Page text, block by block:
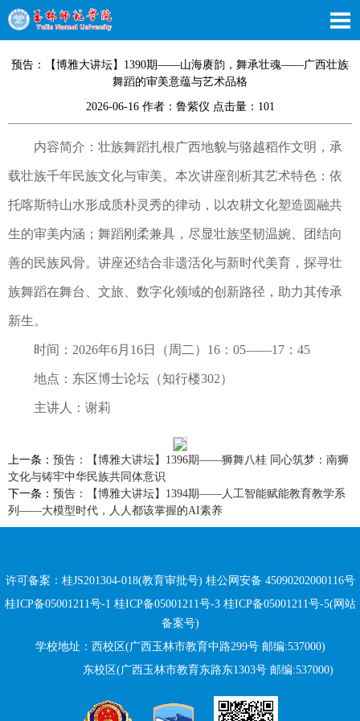
预告：【博雅大讲坛】1390期——山海赓韵，舞承壮魂——广西壮族
舞蹈的审美意蕴与艺术品格
2026-06-16 作者：鲁紫仪 点击量： 101
内容简介：壮族舞蹈扎根广西地貌与骆越稻作文明，承
载壮族千年民族文化与审美。本次讲座剖析其艺术特色：依
托喀斯特山水形成质朴灵秀的律动，以农耕文化塑造圆融共
生的审美内涵；舞蹈刚柔兼具，尽显壮族坚韧温婉、团结向
善的民族风骨。讲座还结合非遗活化与新时代美育，探寻壮
族舞蹈在舞台、文旅、数字化领域的创新路径，助力其传承
新生。
时间：2026年6月16日（周二）16：05——17：45
地点：东区博士论坛（知行楼302）
主讲人：谢莉
上一条： 预告：【博雅大讲坛】1396期——狮舞八桂 同心筑梦：南狮
文化与铸牢中华民族共同体意识
下一条： 预告：【博雅大讲坛】1394期——人工智能赋能教育教学系
列——大模型时代，人人都该掌握的AI素养
许可备案：桂JS201304-018(教育审批号) 桂公网安备 45090202000116号
桂ICP备05001211号-1 桂ICP备05001211号-3 桂ICP备05001211号-5(网站
备案号)
学校地址：西校区(广西玉林市教育中路299号 邮编:537000)
东校区(广西玉林市教育东路东1303号 邮编:537000)